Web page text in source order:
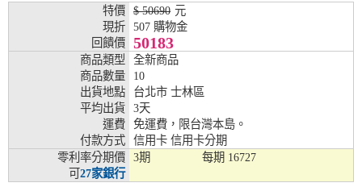
特價
$ 50690 元
現折
507 購物金
回饋價
50183
商品類型
全新商品
商品數量
10
出貨地點
台北市 士林區
平均出貨
3天
運費
免運費，限台灣本島。
付款方式
信用卡 信用卡分期
零利率分期價
可27家銀行
3期 每期 16727
彰化銀行、上海銀行、富邦銀行、國泰世華、
台灣企銀、台中銀行、匯豐銀行、華泰銀行、
臺灣新光銀行、陽信銀行、聯邦銀行、遠東商
銀、元大銀行、永豐銀行、玉山銀行、凱基銀
行、星展銀行、台新銀行、安泰銀行、中國信
託、台灣樂天、三信商銀
兆豐銀行、合作金庫、第一銀行、華南銀行、
彰化銀行、上海銀行、富邦銀行、國泰世華、
台灣企銀、台中銀行、匯豐銀行、華泰銀行、
臺灣新光銀行、陽信銀行、聯邦銀行、遠東商
銀、元大銀行、永豐銀行、玉山銀行、凱基銀